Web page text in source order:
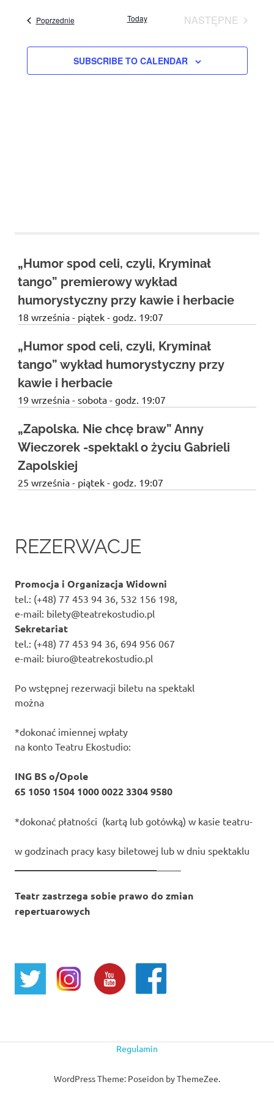
zaprasza
widzów
PoprzednieEvents Today
NASTĘPNE
SUBSCRIBE TO CALENDAR
„Humor spod celi, czyli, Kryminał
tango” premierowy wykład
humorystyczny przy kawie i herbacie
18 września - piątek - godz. 19:07
„Humor spod celi, czyli, Kryminał
tango” wykład humorystyczny przy
kawie i herbacie
19 września - sobota - godz. 19:07
„Zapolska. Nie chcę braw” Anny
Wieczorek -spektakl o życiu Gabrieli
Zapolskiej
25 września - piątek - godz. 19:07
REZERWACJE
Promocja i Organizacja Widowni
tel.: (+48) 77 453 94 36, 532 156 198,
e-mail: bilety@teatrekostudio.pl
Sekretariat
tel.: (+48) 77 453 94 36, 694 956 067
e-mail: biuro@teatrekostudio.pl
Po wstępnej rezerwacji biletu na spektakl
można
*dokonać imiennej wpłaty
na konto Teatru Ekostudio:
ING BS o/Opole
65 1050 1504 1000 0022 3304 9580
*dokonać płatności (kartą lub gotówką) w kasie teatru-
w godzinach pracy kasy biletowej lub w dniu spektaklu
Teatr zastrzega sobie prawo do zmian
repertuarowych
Regulamin
WordPress Theme: Poseidon by ThemeZee.